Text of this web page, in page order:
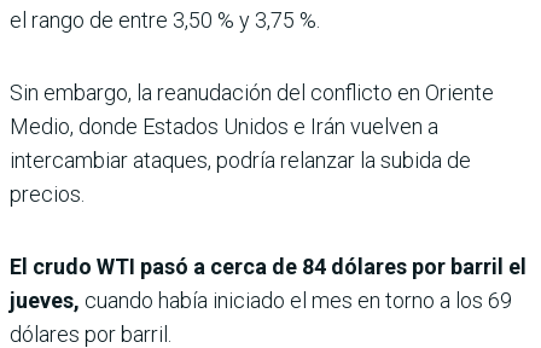
el rango de entre 3,50 % y 3,75 %.
Sin embargo, la reanudación del conflicto en Oriente
Medio, donde Estados Unidos e Irán vuelven a
intercambiar ataques, podría relanzar la subida de
precios.
El crudo WTI pasó a cerca de 84 dólares por barril el
jueves, cuando había iniciado el mes en torno a los 69
dólares por barril.